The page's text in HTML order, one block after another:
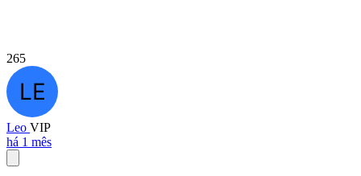
265
Leo VIP
há 1 mês